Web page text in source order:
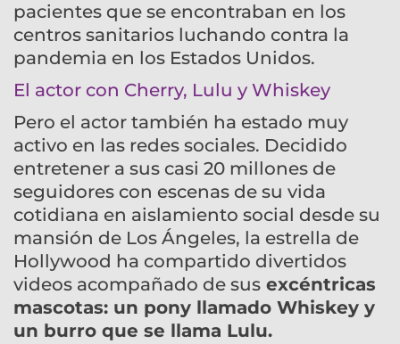
pacientes que se encontraban en los
centros sanitarios luchando contra la
pandemia en los Estados Unidos.
El actor con Cherry, Lulu y Whiskey
Pero el actor también ha estado muy
activo en las redes sociales. Decidido
entretener a sus casi 20 millones de
seguidores con escenas de su vida
cotidiana en aislamiento social desde su
mansión de Los Ángeles, la estrella de
Hollywood ha compartido divertidos
videos acompañado de sus excéntricas
mascotas: un pony llamado Whiskey y
un burro que se llama Lulu.